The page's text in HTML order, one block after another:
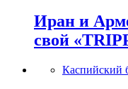
Иран и
свой
Каспийский